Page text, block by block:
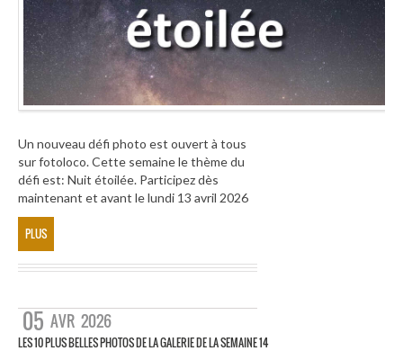
Un nouveau défi photo est ouvert à tous
sur fotoloco. Cette semaine le thème du
défi est: Nuit étoilée. Participez dès
maintenant et avant le lundi 13 avril 2026
PLUS
05 AVR 2026
LES 10 PLUS BELLES PHOTOS DE LA GALERIE DE LA SEMAINE 14